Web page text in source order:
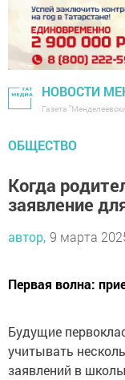
НОВОСТИ
Газета
ОБЩЕСТВО
Когда
заявление
автор, 9 марта
Первая волна:
Будущие
учитывать
заявлений в